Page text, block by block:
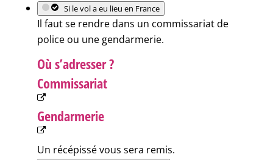
Si le vol a eu lieu en France
Il faut se rendre dans un commissariat de
police ou une gendarmerie.
Où s’adresser ?
Commissariat
Gendarmerie
Un récépissé vous sera remis.